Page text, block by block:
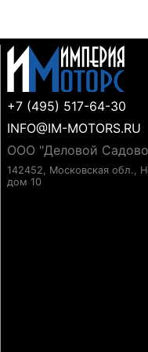
+7 (495) 517-64-30
INFO@IM-MOTORS.RU
ООО "Деловой
142452, Московская обл.,
дом 10